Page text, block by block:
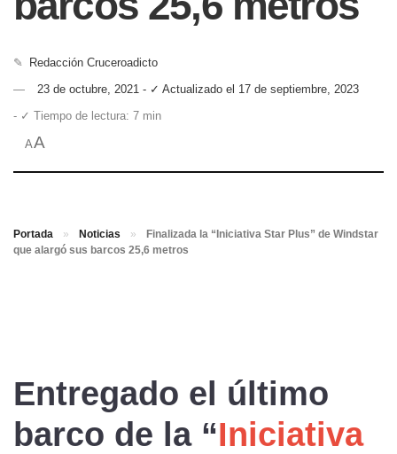
✎
Redacción Cruceroadicto
23 de octubre, 2021 - ✓ Actualizado el 17 de septiembre, 2023
- ✓ Tiempo de lectura: 7 min
AA
Portada » Noticias »
Finalizada la “Iniciativa Star Plus” de Windstar
que alargó sus barcos 25,6 metros
Entregado el último
barco de la “Iniciativa